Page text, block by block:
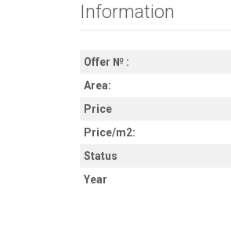
Information
Offer № :
Area:
Price
Price/m2:
Status
Year